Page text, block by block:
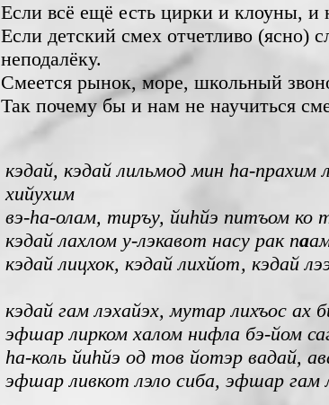
Если всё ещё есть цирки и клоуны, и
Если детский смех отчетливо (ясно)
неподалёку.
Смеется рынок, море, школьный
Так почему бы и нам не научиться
кэдай, кэдай лильмод мин hа-прахим
хийухим
вэ-hа-олам, тиръу, йиhйэ питъом ко
кэдайлахлом у-лэкавот насу рак па
кэдай лицхок, кэдай лихйот, кэдай
кэдай гам лэхайэх, мутар лихъос ах
эфшар лирком халом нифла бэ-йом
hа-коль йиhйэ од тов йотэр вадай,
эфшар ливкот лэло сиба, эфшар гам